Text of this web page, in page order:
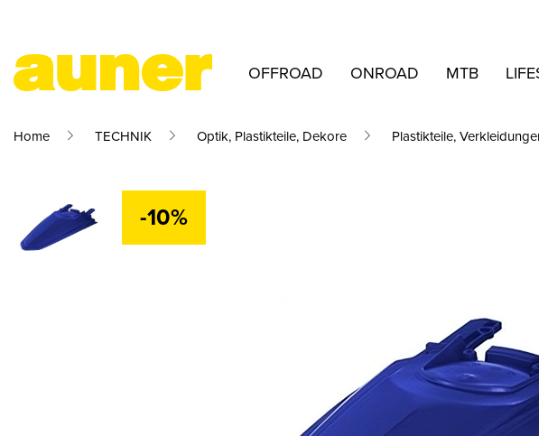
OFFROAD ONROAD MTB
Home TECHNIK Optik, Plastikteile, Dekore Plastikteile,
-10%